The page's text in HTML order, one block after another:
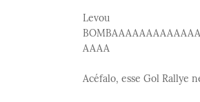
Levou
AAAA
Acéfalo, esse Gol Rallye